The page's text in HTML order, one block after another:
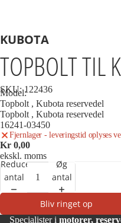
KUBOTA
TOPBOLT TIL
SKU:122436
Model:
Topbolt , Kubota reservedel
Topbolt , Kubota reservedel
16241-03450
Fjernlager - leveringstid oplyses
Kr 0,00
ekskl. moms
Reducer
antal
Øg
antal
Bliv ringet op
Specialister i motorer,